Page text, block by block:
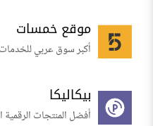
موقع خمسات
أكبر سوق عربي للخدمات
بيكاليكا
أفضل المنتجات الرقمية